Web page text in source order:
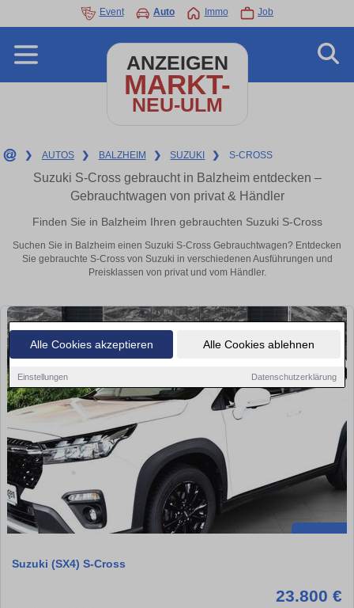
Alle Cookies akzeptieren Alle Cookies ablehnen
Einstellungen Datenschutzerklärung
Event Auto Immo Job
ANZEIGEN
MARKT-
NEU-ULM
❯ AUTOS ❯ BALZHEIM ❯ SUZUKI ❯ S-CROSS
Suzuki S-Cross gebraucht in Balzheim entdecken –
Gebrauchtwagen von privat & Händler
Finden Sie in Balzheim Ihren gebrauchten Suzuki S-Cross
Suchen Sie in Balzheim einen Suzuki S-Cross Gebrauchtwagen? Entdecken
Sie gebrauchte S-Cross von Suzuki in verschiedenen Ausführungen und
Preisklassen von privat und vom Händler.
Suzuki (SX4) S-Cross
23.800 €